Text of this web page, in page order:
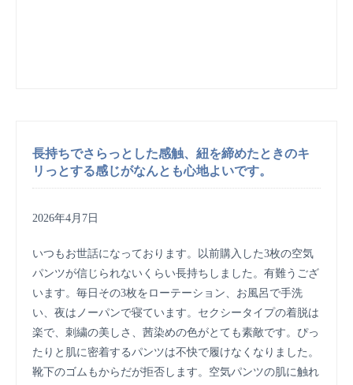
長持ちでさらっとした感触、紐を締めたときのキ
リっとする感じがなんとも心地よいです。
2026年4月7日
いつもお世話になっております。以前購入した3枚の空気
パンツが信じられないくらい長持ちしました。有難うござ
います。毎日その3枚をローテーション、お風呂で手洗
い、夜はノーパンで寝ています。セクシータイプの着脱は
楽で、刺繍の美しさ、茜染めの色がとても素敵です。ぴっ
たりと肌に密着するパンツは不快で履けなくなりました。
靴下のゴムもからだが拒否します。空気パンツの肌に触れ